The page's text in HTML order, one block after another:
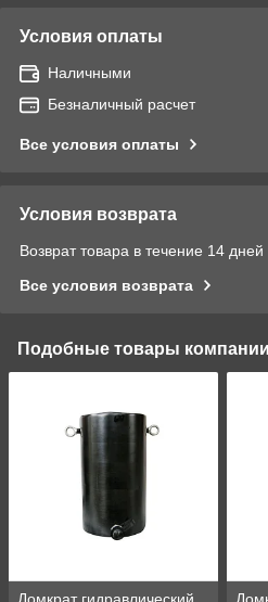
Условия оплаты
Наличными
Безналичный расчет
Все условия оплаты
Условия возврата
Возврат товара в течение 14
Все условия возврата
Подобные товары компании